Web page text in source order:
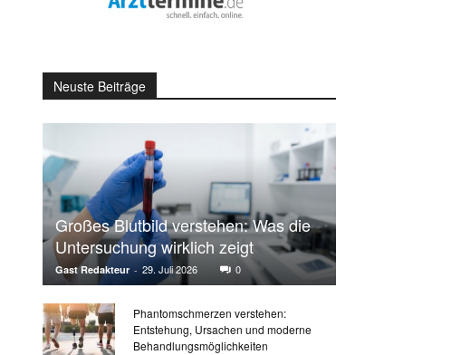
Neuste Beiträge
Großes Blutbild verstehen: Was die
Untersuchung wirklich zeigt
Gast Redakteur - 29. Juli 2026 0
Phantomschmerzen verstehen:
Entstehung, Ursachen und moderne
Behandlungsmöglichkeiten